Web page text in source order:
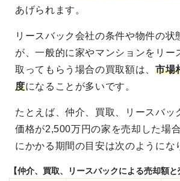
あげられます。
リースバック会社の条件や物件の状
が、一般的に家やマンションをリー
取ってもらう場合の買取額は、 市場
度になることが多いです。
たとえば、仲介、買取、リースバッ
価格が2,500万円の家を売却した場
にかかる期間の目安は次のようにな
【仲介、買取、リースバックによる売却額と